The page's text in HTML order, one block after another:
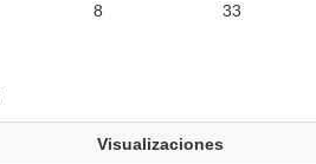
8 33
Visualizaciones